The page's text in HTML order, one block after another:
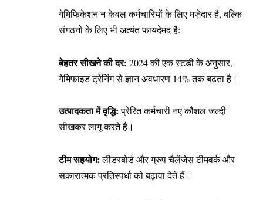
गेमिफिकेशन न केवल कर्मचारियों के लिए मज़ेदार है, बल्कि
संगठनों के लिए भी अत्यंत फायदेमंद है:
बेहतर सीखने की दर: 2024 की एक स्टडी के अनुसार,
गेमिफाइड ट्रेनिंग से ज्ञान अवधारण 14% तक बढ़ता है।
उत्पादकता में वृद्धि:प्रेरित कर्मचारी नए कौशल जल्दी
सीखकर लागू करते हैं।
टीम सहयोग:लीडरबोर्ड और ग्रुप चैलेंजेस टीमवर्क और
सकारात्मक प्रतिस्पर्धा को बढ़ावा देते हैं।